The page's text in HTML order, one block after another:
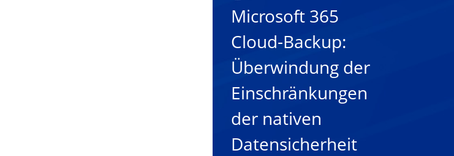
Microsoft 365
Cloud-Backup:
Überwindung der
Einschränkungen
der nativen
Datensicherheit